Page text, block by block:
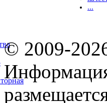
...
© 2009-